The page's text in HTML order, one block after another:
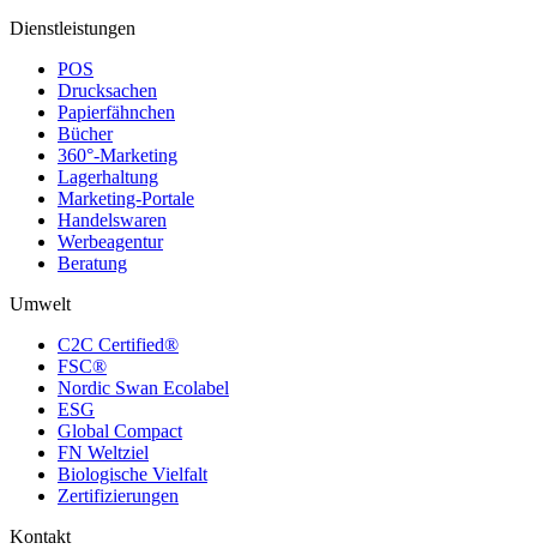
Dienstleistungen
POS
Drucksachen
Papierfähnchen
Bücher
360°-Marketing
Lagerhaltung
Marketing-Portale
Handelswaren
Werbeagentur
Beratung
Umwelt
C2C Certified®
FSC®
Nordic Swan Ecolabel
ESG
Global Compact
FN Weltziel
Biologische Vielfalt
Zertifizierungen
Kontakt